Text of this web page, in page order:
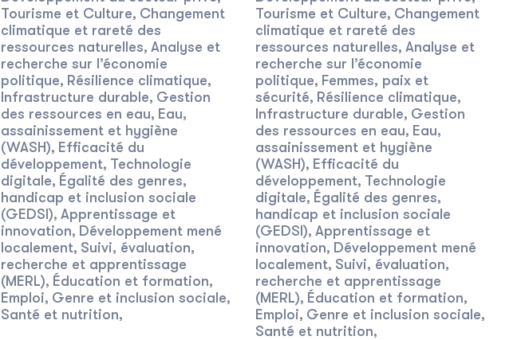
Tourisme et Culture, Changement
climatique et rareté des
ressources naturelles, Analyse et
recherche sur l’économie
politique, Résilience climatique,
Infrastructure durable, Gestion
des ressources en eau, Eau,
assainissement et hygiène
(WASH), Efficacité du
développement, Technologie
digitale, Égalité des genres,
handicap et inclusion sociale
(GEDSI), Apprentissage et
innovation, Développement mené
localement, Suivi, évaluation,
recherche et apprentissage
(MERL), Éducation et formation,
Emploi, Genre et inclusion sociale,
Santé et nutrition,
Tourisme et Culture, Changement
climatique et rareté des
ressources naturelles, Analyse et
recherche sur l’économie
politique, Femmes, paix et
sécurité, Résilience climatique,
Infrastructure durable, Gestion
des ressources en eau, Eau,
assainissement et hygiène
(WASH), Efficacité du
développement, Technologie
digitale, Égalité des genres,
handicap et inclusion sociale
(GEDSI), Apprentissage et
innovation, Développement mené
localement, Suivi, évaluation,
recherche et apprentissage
(MERL), Éducation et formation,
Emploi, Genre et inclusion sociale,
Santé et nutrition,